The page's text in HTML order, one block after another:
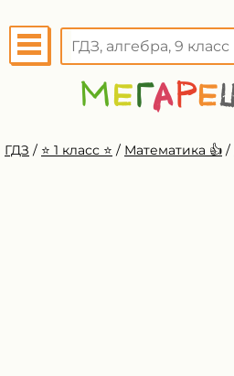
ГДЗ / ⭐️ 1 класс ⭐️ / Математика 👍 /